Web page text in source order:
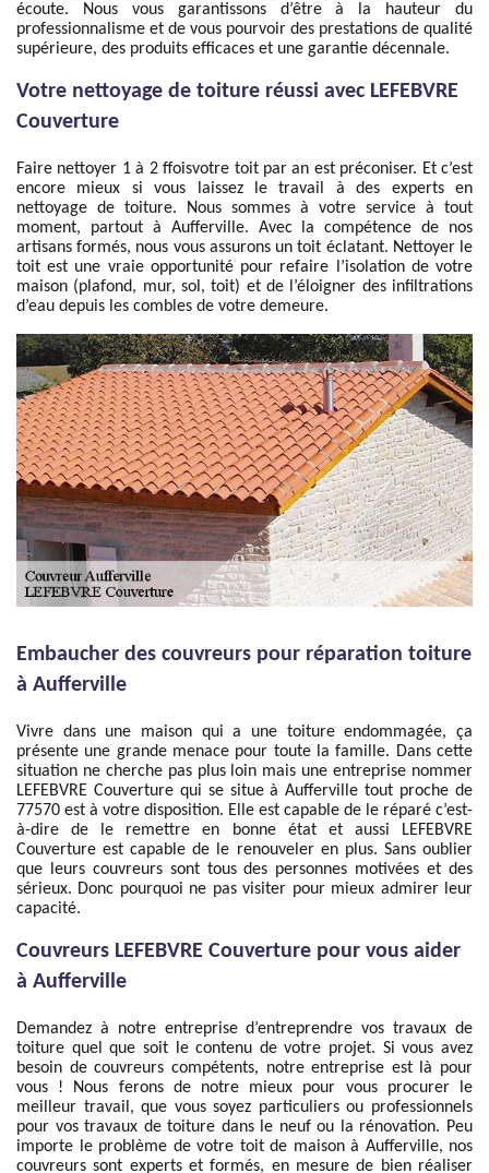
écoute. Nous vous garantissons d’être à la hauteur du
professionnalisme et de vous pourvoir des prestations de qualité
supérieure, des produits efficaces et une garantie décennale.
Votre nettoyage de toiture réussi avec LEFEBVRE
Couverture
Faire nettoyer 1 à 2 ffoisvotre toit par an est préconiser. Et c’est
encore mieux si vous laissez le travail à des experts en
nettoyage de toiture. Nous sommes à votre service à tout
moment, partout à Aufferville. Avec la compétence de nos
artisans formés, nous vous assurons un toit éclatant. Nettoyer le
toit est une vraie opportunité pour refaire l’isolation de votre
maison (plafond, mur, sol, toit) et de l’éloigner des infiltrations
d’eau depuis les combles de votre demeure.
Embaucher des couvreurs pour réparation toiture
à Aufferville
Vivre dans une maison qui a une toiture endommagée, ça
présente une grande menace pour toute la famille. Dans cette
situation ne cherche pas plus loin mais une entreprise nommer
LEFEBVRE Couverture qui se situe à Aufferville tout proche de
77570 est à votre disposition. Elle est capable de le réparé c’est-
à-dire de le remettre en bonne état et aussi LEFEBVRE
Couverture est capable de le renouveler en plus. Sans oublier
que leurs couvreurs sont tous des personnes motivées et des
sérieux. Donc pourquoi ne pas visiter pour mieux admirer leur
capacité.
Couvreurs LEFEBVRE Couverture pour vous aider
à Aufferville
Demandez à notre entreprise d’entreprendre vos travaux de
toiture quel que soit le contenu de votre projet. Si vous avez
besoin de couvreurs compétents, notre entreprise est là pour
vous ! Nous ferons de notre mieux pour vous procurer le
meilleur travail, que vous soyez particuliers ou professionnels
pour vos travaux de toiture dans le neuf ou la rénovation. Peu
importe le problème de votre toit de maison à Aufferville, nos
couvreurs sont experts et formés, en mesure de bien réaliser